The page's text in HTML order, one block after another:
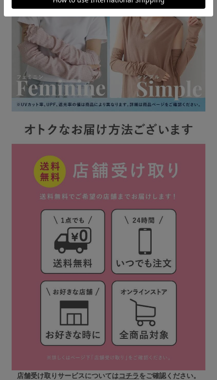
店舗受け取りサービスについてはコチラ をご確認ください。